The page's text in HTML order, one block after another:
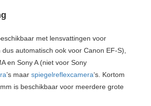
met lensvattingen voor
dus automatisch ook voor Canon EF-S),
en Sony A (niet voor Sony
’s maar spiegelreflexcamera‘s. Kortom
is beschikbaar voor meerdere grote